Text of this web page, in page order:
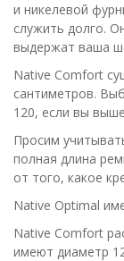
и никелевой
служить долго.
выдержат ваша
Native Comfort
сантиметров.
120, если вы
Просим
полная длина
от того, какое
Native Optimal
Native Comfort
имеют диаметр